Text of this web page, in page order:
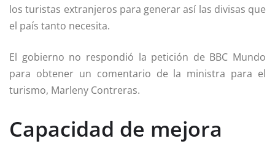
los turistas extranjeros para generar así las divisas que
el país tanto necesita.
El gobierno no respondió la petición de BBC Mundo
para obtener un comentario de la ministra para el
turismo, Marleny Contreras.
Capacidad de mejora